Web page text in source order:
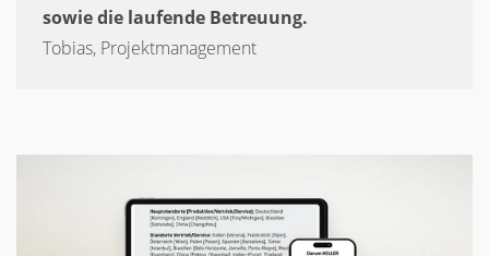
sowie die laufende Betreuung.
Tobias, Projektmanagement